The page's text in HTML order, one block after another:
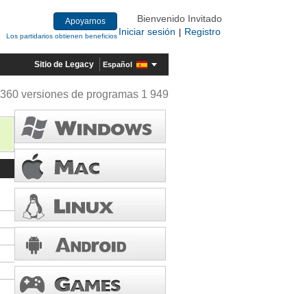
Apoyarnos
Los partidarios obtienen beneficios
Bienvenido Invitado
Iniciar sesión
Registro
Sitio de Legacy Español
versiones de programas 1 949